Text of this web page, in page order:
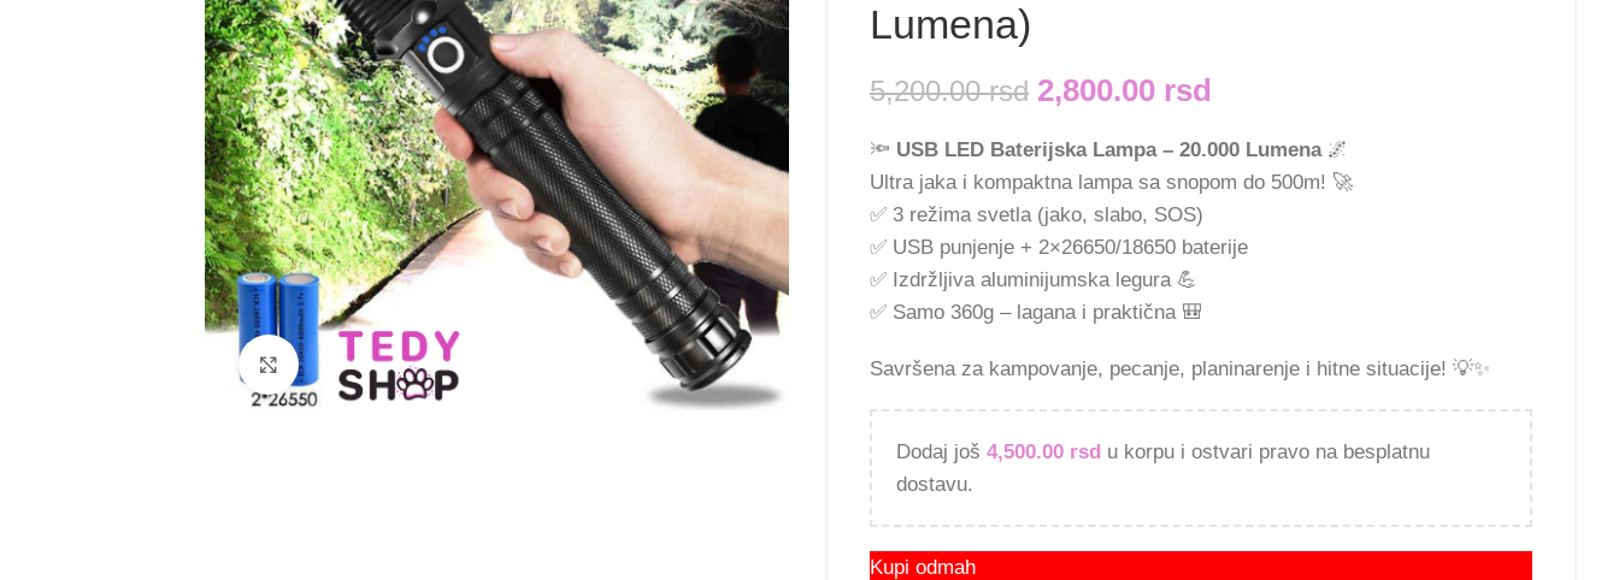
Klikni i uvećaj
Lumena)
5,200.00rsd 2,800.00 rsd
🔦 USB LED Baterijska Lampa – 20.000 Lumena🌌
Ultra jaka i kompaktna lampa sa snopom do 500m! 🚀
✅ 3 režima svetla (jako, slabo, SOS)
✅ USB punjenje + 2×26650/18650 baterije
✅ Izdržljiva aluminijumska legura 💪
✅ Samo 360g – lagana i praktična 🎒
Savršena za kampovanje, pecanje, planinarenje i hitne situacije! 💡✨
Dodaj još 4,500.00 rsd u korpu i ostvari pravo na besplatnu
dostavu.
Kupi odmah